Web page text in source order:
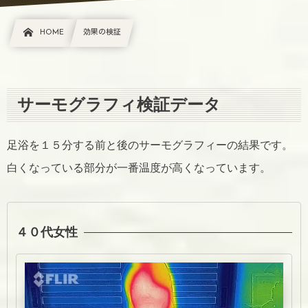
HOME 効果の検証
サーモグラフィ検証データ
足浴を１５分する前と後のサーモグラフィーの結果です。
白くなっている部分が一番温度が高くなっています。
４０代女性